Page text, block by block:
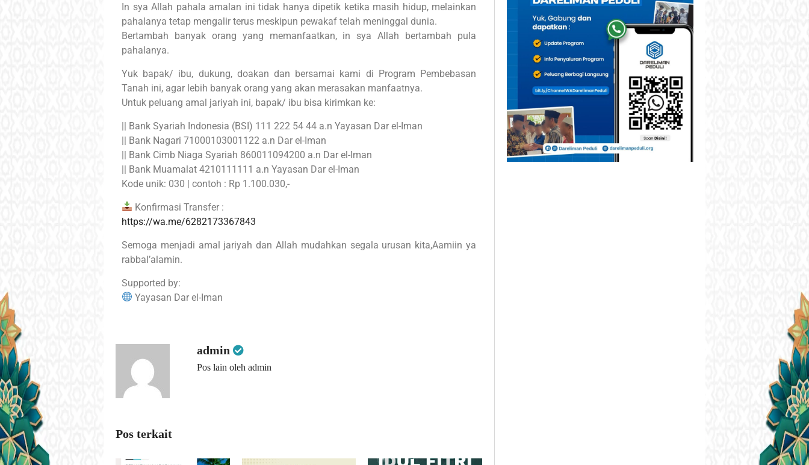
In sya Allah pahala amalan ini tidak hanya dipetik ketika masih hidup, melainkan
pahalanya tetap mengalir terus meskipun pewakaf telah meninggal dunia.
Bertambah banyak orang yang memanfaatkan, in sya Allah bertambah pula
pahalanya.
Yuk bapak/ ibu, dukung, doakan dan bersamai kami di Program Pembebasan
Tanah ini, agar lebih banyak orang yang akan merasakan manfaatnya.
Untuk peluang amal jariyah ini, bapak/ ibu bisa kirimkan ke:
|| Bank Syariah Indonesia (BSI) 111 222 54 44 a.n Yayasan Dar el-Iman
|| Bank Nagari 71000103001122 a.n Dar el-Iman
|| Bank Cimb Niaga Syariah 860011094200 a.n Dar el-Iman
|| Bank Muamalat 4210111111 a.n Yayasan Dar el-Iman
Kode unik: 030 | contoh : Rp 1.100.030,-
Konfirmasi Transfer :
https://wa.me/6282173367843
Semoga menjadi amal jariyah dan Allah mudahkan segala urusan kita,Aamiin ya
rabbal’alamin.
Supported by:
Yayasan Dar el-Iman
admin
Pos lain oleh admin
Pos terkait